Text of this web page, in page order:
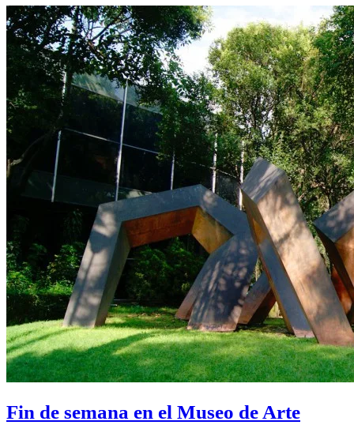
Fin de semana en el Museo de Arte